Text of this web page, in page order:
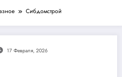
Сибдомстрой
17 Февраля, 2026